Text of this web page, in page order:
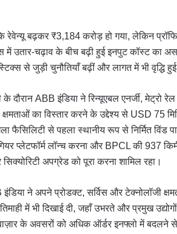
रेवेन्यू बढ़कर ₹3,184 करोड़ हो गया, लेकिन
में उतार-चढ़ाव के बीच बढ़ी हुई इनपुट कॉस्ट का
से जुड़ी चुनौतियाँ बढ़ीं और लागत में भी वृद्धि
के दौरान ABB इंडिया ने रिन्यूएबल एनर्जी,
का विस्तार करने के उद्देश्य से USD 75
फैसिलिटी से पहला स्थानीय रूप से निर्मित
प्लेटफॉर्म लॉन्च करना और BPCL की 937
सिक्योरिटी अपग्रेड को पूरा करना शामिल रहा।
इंडिया ने अपने प्रोडक्ट, सर्विस और टेक्नोलॉजी
में भी दिखाई दी, जहाँ उभरते और प्रमुख
के अवसरों को अधिक ऑर्डर इनफ्लो में बदलने